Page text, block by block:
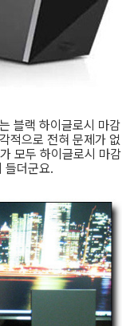
블랙 하이글로시 마감
적으로 전혀 문제가 없
모두 하이글로시 마감
들더군요.